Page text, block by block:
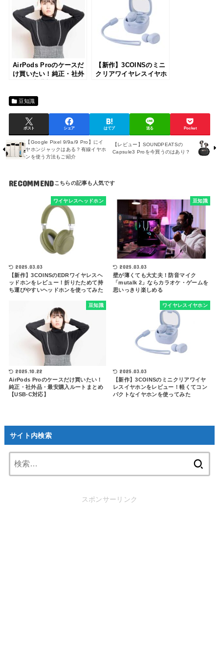
AirPods Proのケースだ
け買いたい！純正・社外
【新作】3COINSのミニ
クリアワイヤレスイヤホ
豆知識
ポスト シェア はてブ 送る Pocket
【Google Pixel 9/9a/9 Pro】にイ
ヤホンジャックはある？有線イヤホ
ンを使う方法もご紹介
【レビュー】SOUNDPEATSの
Capsule3 Proを今買うのはあり？
RECOMMEND
ワイヤレスヘッドホン
2025.03.03
【新作】3COINSのEDRワイヤレスヘ
ッドホンをレビュー！折りたためて持
ち運びやすいヘッドホンを使ってみた
豆知識
2025.03.03
壁が薄くても大丈夫！防音マイク
「mutalk 2」ならカラオケ・ゲームを
思いっきり楽しめる
豆知識
2025.10.22
AirPods Proのケースだけ買いたい！
純正・社外品・最安購入ルートまとめ
【USB-C対応】
ワイヤレスイヤホン
2025.03.03
【新作】3COINSのミニクリアワイヤ
レスイヤホンをレビュー！軽くてコン
パクトなイヤホンを使ってみた
サイト内検索
スポンサーリンク